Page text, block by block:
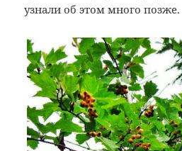
узнали об этом много позже.